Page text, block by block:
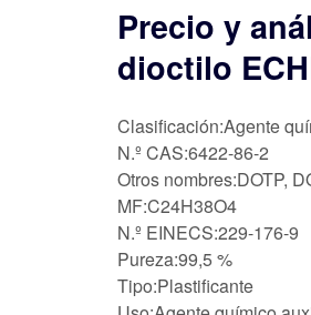
Precio y
dioctilo
Clasificación:Agente
N.º CAS:6422-86-2
Otros nombres:DOTP,
MF:C24H38O4
N.º EINECS:229-176-9
Pureza:99,5 %
Tipo:Plastificante